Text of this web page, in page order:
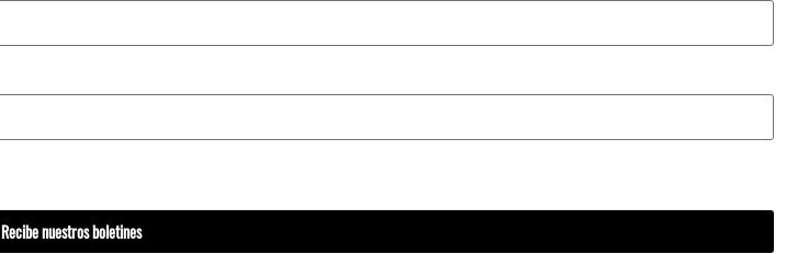
Recibe nuestros boletines